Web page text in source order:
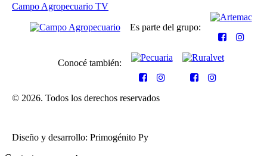
Campo Agropecuario TV
Es parte del grupo:
Conocé también:
© 2026. Todos los derechos reservados
Diseño y desarrollo: Primogénito Py